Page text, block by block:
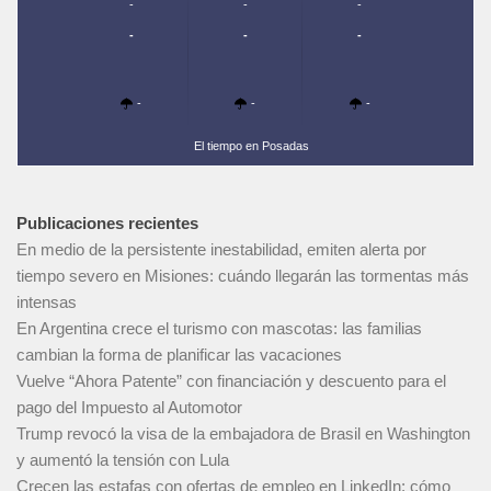
-
-
-
-
-
-
-
-
-
El tiempo en Posadas
Publicaciones recientes
En medio de la persistente inestabilidad, emiten alerta por
tiempo severo en Misiones: cuándo llegarán las tormentas más
intensas
En Argentina crece el turismo con mascotas: las familias
cambian la forma de planificar las vacaciones
Vuelve “Ahora Patente” con financiación y descuento para el
pago del Impuesto al Automotor
Trump revocó la visa de la embajadora de Brasil en Washington
y aumentó la tensión con Lula
Crecen las estafas con ofertas de empleo en LinkedIn: cómo